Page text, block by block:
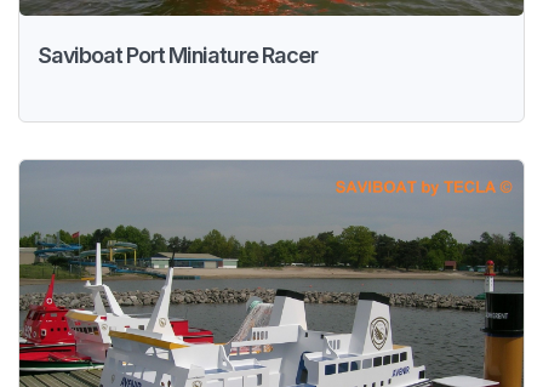
Saviboat Port Miniature Racer